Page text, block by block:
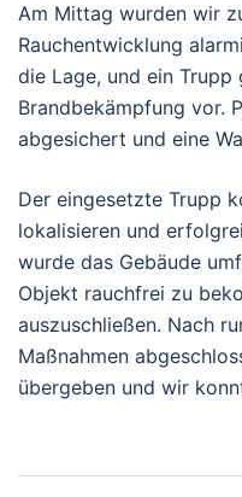
Am Mittag wurden wir
Rauchentwicklung
die Lage, und ein
Brandbekämpfung vor.
abgesichert und eine
Der eingesetzte Trupp
lokalisieren und
wurde das Gebäude
Objekt rauchfrei zu
auszuschließen. Nach
Maßnahmen
übergeben und wir